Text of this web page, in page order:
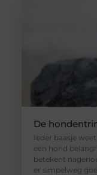
De
Ieder baasje
een hond
betekent
er simpelweg